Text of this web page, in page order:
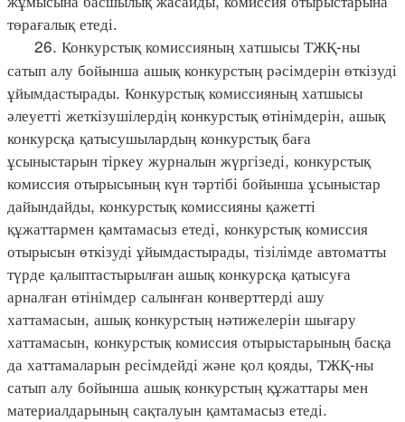
төрағалық етеді.
26. Конкурстық комиссияның хатшысы ТЖҚ-ны
сатып алу бойынша ашық конкурстың рәсімдерін өткізуді
ұйымдастырады. Конкурстық комиссияның хатшысы
әлеуетті жеткізушілердің конкурстық өтінімдерін, ашық
конкурсқа қатысушылардың конкурстық баға
ұсыныстарын тіркеу журналын жүргізеді, конкурстық
комиссия отырысының күн тәртібі бойынша ұсыныстар
дайындайды, конкурстық комиссияны қажетті
құжаттармен қамтамасыз етеді, конкурстық комиссия
отырысын өткізуді ұйымдастырады, тізілімде автоматты
түрде қалыптастырылған ашық конкурсқа қатысуға
арналған өтінімдер салынған конверттерді ашу
хаттамасын, ашық конкурстың нәтижелерін шығару
хаттамасын, конкурстық комиссия отырыстарының басқа
да хаттамаларын ресімдейді және қол қояды, ТЖҚ-ны
сатып алу бойынша ашық конкурстың құжаттары мен
материалдарының сақталуын қамтамасыз етеді.